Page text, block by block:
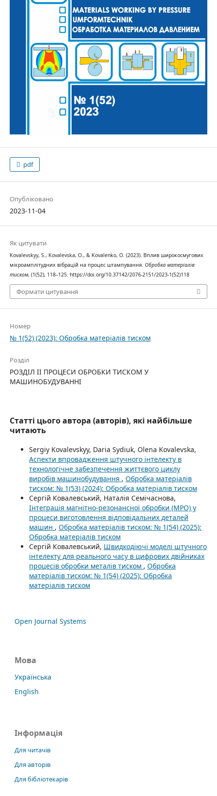
pdf
Опубліковано
2023-11-04
Як цитувати
Kovalevskyy, S., Kovalevska, O., & Kovalenko, O. (2023). Вплив широкосмугових
мікроамплітудних вібрацій на процес штампування. Обробка матеріалів
тиском, (1(52), 118–125. https://doi.org/10.37142/2076-2151/2023-1(52)118
Формати цитування
Номер
№ 1(52) (2023): Обробка матеріалів тиском
Розділ
РОЗДІЛ II ПРОЦЕСИ ОБРОБКИ ТИСКОМ У
МАШИНОБУДУВАННІ
Статті цього автора (авторів), які найбільше
читають
Sergiy Kovalevskyy, Daria Sydiuk, Olena Kovalevska,
Аспекти впровадження штучного інтелекту в
технологічне забезпечення життєвого циклу
виробів машинобудування , Обробка матеріалів
тиском: № 1(53) (2024): Обробка матеріалів тиском
Cергій Ковалевський, Наталія Семічаснова,
Інтеграція магнітно-резонансної обробки (МРО) у
процеси виготовлення відповідальних деталей
машин , Обробка матеріалів тиском: № 1(54) (2025):
Обробка матеріалів тиском
Сергій Ковалевський, Швидкодіючі моделі штучного
інтелекту для реального часу в цифрових двійниках
процесів обробки металів тиском , Обробка
матеріалів тиском: № 1(54) (2025): Обробка
матеріалів тиском
Open Journal Systems
Мова
Українська
English
Інформація
Для читачів
Для авторів
Для бібліотекарів